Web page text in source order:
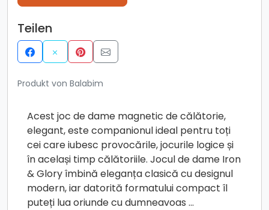
Teilen
Produkt von Balabim
Acest joc de dame magnetic de călătorie,
elegant, este companionul ideal pentru toți
cei care iubesc provocările, jocurile logice și
în același timp călătoriile. Jocul de dame Iron
& Glory îmbină eleganța clasică cu designul
modern, iar datorită formatului compact îl
puteți lua oriunde cu dumneavoas ...